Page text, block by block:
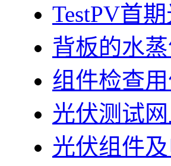
TestPV首
背板的水
组件检查
光伏测试
光伏组件